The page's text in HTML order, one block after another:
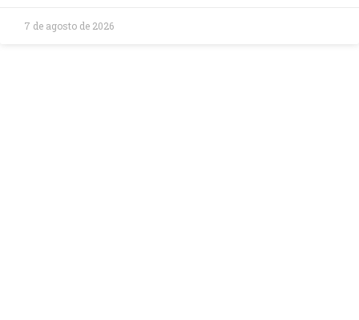
7 de agosto de 2026